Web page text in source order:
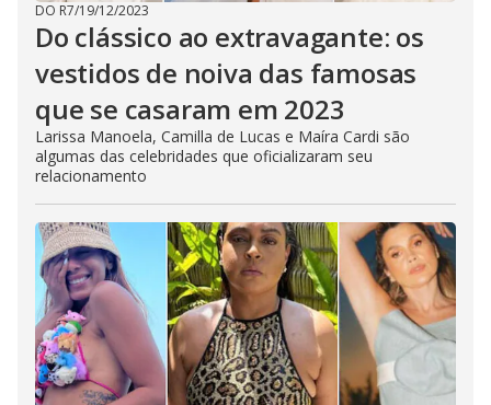
DO R7/19/12/2023
Do clássico ao extravagante: os
vestidos de noiva das famosas
que se casaram em 2023
Larissa Manoela, Camilla de Lucas e Maíra Cardi são
algumas das celebridades que oficializaram seu
relacionamento